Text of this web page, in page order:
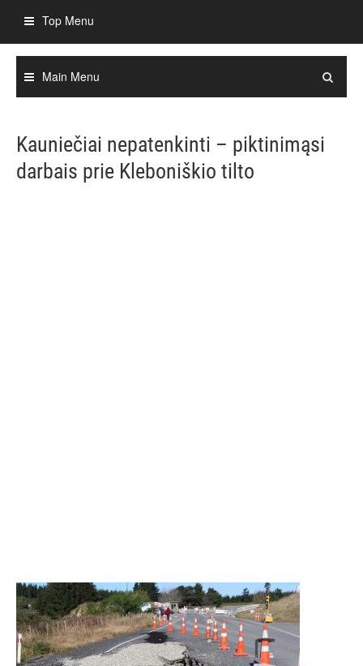
content
Top Menu
Main Menu
Kauniečiai nepatenkinti – piktinimąsi
darbais prie Kleboniškio tilto